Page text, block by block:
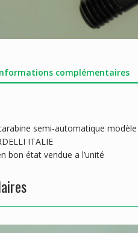
complémentaires
semi-automatique
ITALIE
bon état vendue a l’unité